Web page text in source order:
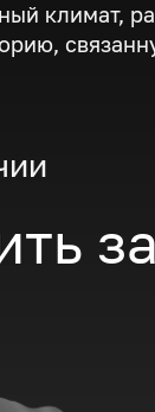
климат,
за